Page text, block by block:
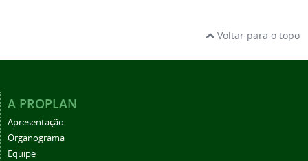
Voltar para o topo
A PROPLAN
Apresentação
Organograma
Equipe